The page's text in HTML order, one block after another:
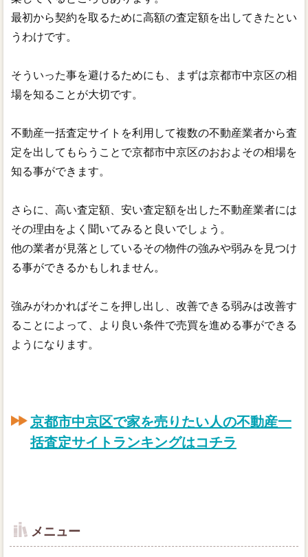
最初から契約を取るために高額の査定額を出してきたとい
うわけです。
そういった事を避けるためにも、まずは京都市中京区の相
場を知ることが大切です。
不動産一括査定サイトを利用して複数の不動産業者から査
定を出してもらうことで京都市中京区のおおよその相場を
知る事ができます。
さらに、高い査定額、安い査定額を出した不動産業者には
その理由をよく聞いてみると良いでしょう。
他の業者が見落としているその物件の強みや弱みを見つけ
る事ができるかもしれません。
強みがわかればそこを押し出し、改善できる弱みは改善す
ることによって、より良い条件で売買を進める事ができる
ようになります。
京都市中京区で家を売りたい人の不動産一
括査定サイトランキングはコチラ
メニュー